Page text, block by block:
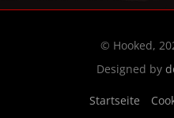
© Hooked,
Designed by
Startseite